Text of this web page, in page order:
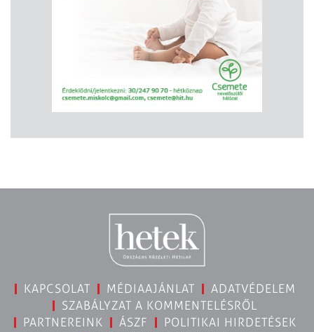
KAPCSOLAT MÉDIAAJÁNLAT
ADATVÉDELEM
SZABÁLYZAT A KOMMENTELÉSRŐL
PARTNEREINK
ÁSZF
POLITIKAI HIRDETÉSEK